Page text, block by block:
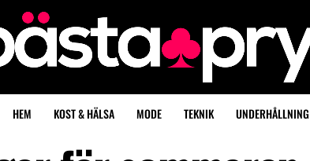
HEM KOST & HÄLSA MODE TEKNIK UNDERHÅLLNING